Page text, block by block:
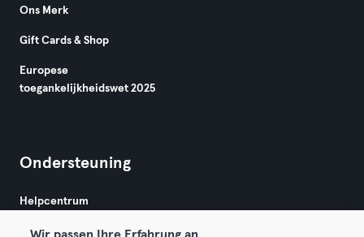
Ons Merk
Gift Cards & Shop
Europese
toegankelijkheidswet 2025
Ondersteuning
Helpcentrum